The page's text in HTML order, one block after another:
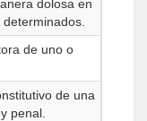
dolosa en
de uno o
de una
penal.